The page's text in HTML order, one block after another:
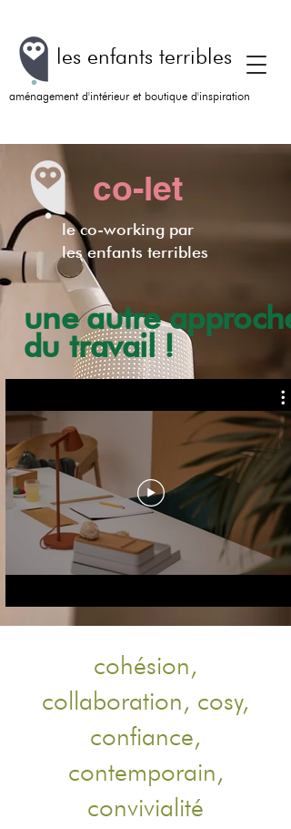
les enfants terribles
aménagement d'intérieur et boutique d'inspiration
co-let
le co-working par
les enfants terribles
une autre approche
du travail !
cohésion,
collaboration, cosy,
confiance,
contemporain,
convivialité